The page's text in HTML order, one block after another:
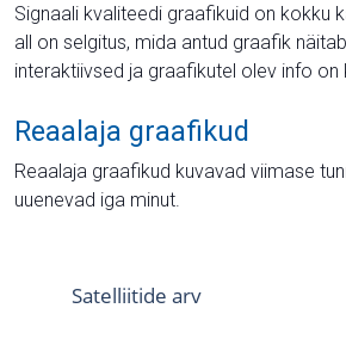
Signaali kvaliteedi graafikuid on kokku
all on selgitus, mida antud graafik
interaktiivsed ja graafikutel olev info on
Reaalaja graafikud
Reaalaja graafikud kuvavad viimase
uuenevad iga minut.